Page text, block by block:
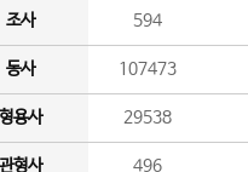
조사 594
동사 107473
용사 29538
형사 496